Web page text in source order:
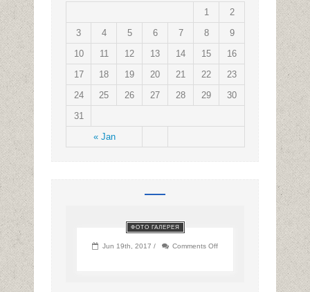
« Jan
1
2
3
4 5 6 7 8
9
10
11 12 13 14 15
16
17
18 19 20 21 22
23
24
25 26 27 28 29
30
31
ФОТО ГАЛЕРЕЯ
Jun 19th, 2017 / Comments Off